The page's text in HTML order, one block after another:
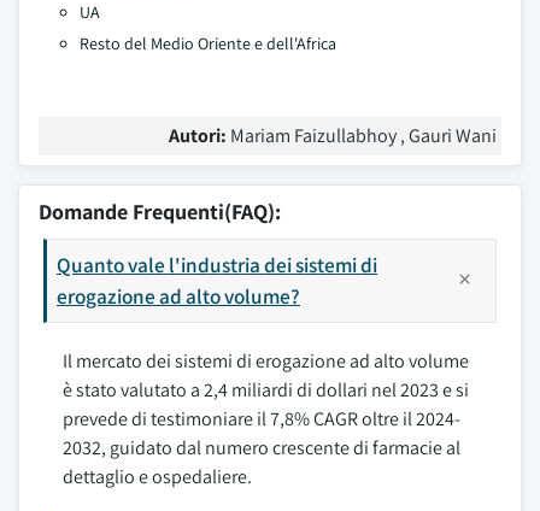
UA
Resto del Medio Oriente e dell'Africa
Autori: Mariam Faizullabhoy , Gauri Wani
Domande Frequenti(FAQ):
Quanto vale l'industria dei sistemi di
erogazione ad alto volume?
Il mercato dei sistemi di erogazione ad alto volume
è stato valutato a 2,4 miliardi di dollari nel 2023 e si
prevede di testimoniare il 7,8% CAGR oltre il 2024-
2032, guidato dal numero crescente di farmacie al
dettaglio e ospedaliere.